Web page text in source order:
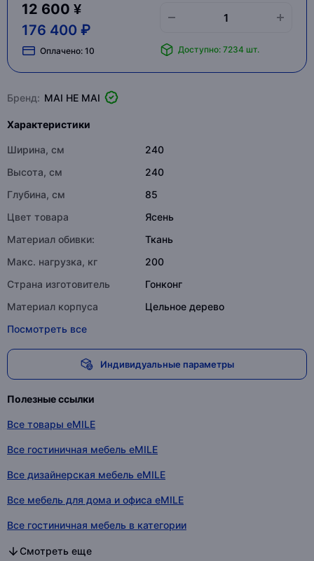
12 600 ¥
176 400 ₽
Оплачено: 10 Доступно: 7234 шт.
Бренд: MAI HE MAI
Характеристики
Ширина, см
240
Высота, см
240
Глубина, см
85
Цвет товара
Ясень
Материал обивки:
Ткань
Макс. нагрузка, кг
200
Страна изготовитель
Гонконг
Материал корпуса
Цельное дерево
Посмотреть все
Индивидуальные параметры
Полезные ссылки
Все товары eMILE
Все гостиничная мебель eMILE
Все дизайнерская мебель eMILE
Все мебель для дома и офиса eMILE
Все гостиничная мебель в категории
Все дизайнерская мебель в категории
Все мебель для дома и офиса в категории
Смотреть еще